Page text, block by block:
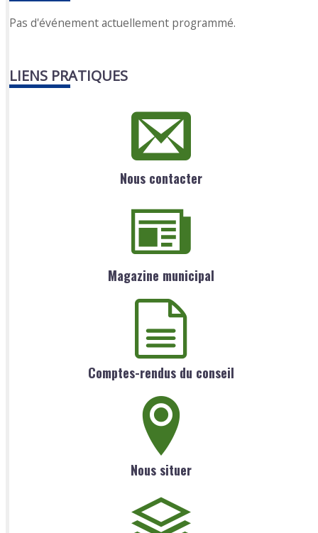
Pas d'événement actuellement programmé.
LIENS PRATIQUES
Nous contacter
Magazine municipal
Comptes-rendus du conseil
Nous situer